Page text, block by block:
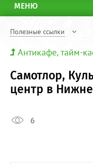
МЕНЮ
Полезные ссылки
Антикафе, тайм-
Самотлор,
центр в
6